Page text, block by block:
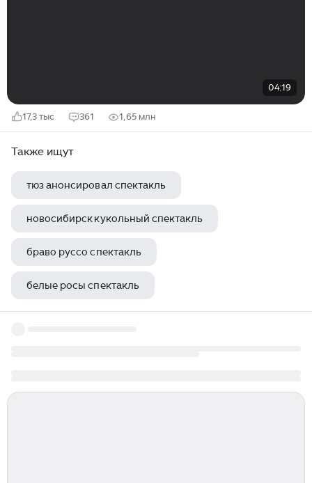
04:19
17,3 тыс 361 1,65 млн
Также ищут
тюз анонсировал спектакль
новосибирск кукольный спектакль
браво руссо спектакль
белые росы спектакль